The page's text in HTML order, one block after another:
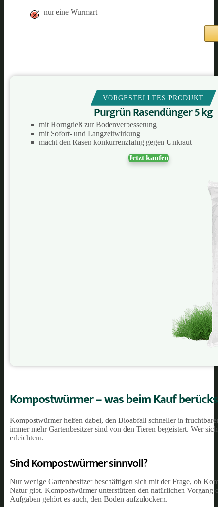
nur eine Wurmart
VORGESTELLTES PRODUKT
Purgrün Rasendünger 5 kg
mit Horngrieß zur Bodenverbesserung
mit Sofort- und Langzeitwirkung
macht den Rasen konkurrenzfähig gegen Unkraut
Jetzt kaufen
Kompostwürmer – was beim Kauf
Kompostwürmer helfen dabei, den Bioabfall schneller in
immer mehr Gartenbesitzer sind von den Tieren begeistert. Wer
erleichtern.
Sind Kompostwürmer sinnvoll?
Nur wenige Gartenbesitzer beschäftigen sich mit der Frage, ob
Natur gibt. Kompostwürmer unterstützen den natürlichen
Aufgaben gehört es auch, den Boden aufzulockern.